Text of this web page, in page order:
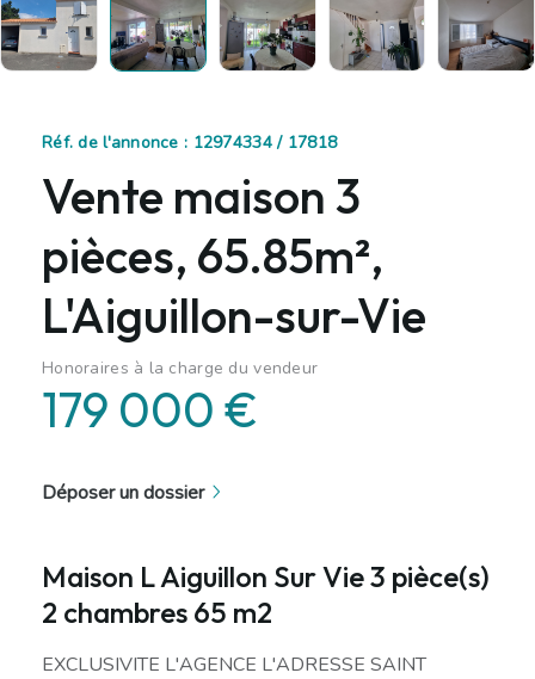
Réf. de l'annonce : 12974334 / 17818
Vente maison 3
pièces, 65.85m²,
L'Aiguillon-sur-Vie
Honoraires à la charge du vendeur
179 000 €
Déposer un dossier
Maison L Aiguillon Sur Vie 3 pièce(s)
2 chambres 65 m2
EXCLUSIVITE L'AGENCE L'ADRESSE SAINT